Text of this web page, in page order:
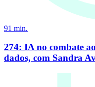
91 min.
274: IA no combate
dados, com Sandra